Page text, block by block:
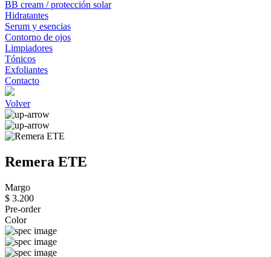
BB cream / protección solar
Hidratantes
Serum y esencias
Contorno de ojos
Limpiadores
Tónicos
Exfoliantes
Contacto
Volver
Remera ETE
Margo
$ 3.200
Pre-order
Color